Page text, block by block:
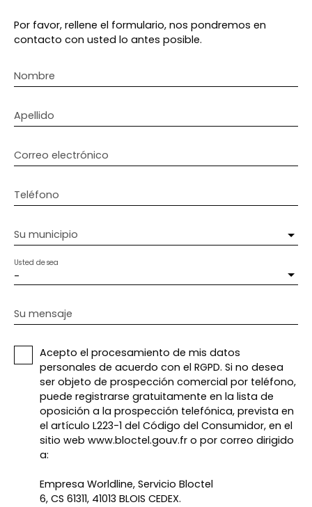
Por favor, rellene el formulario, nos pondremos en
contacto con usted lo antes posible.
Nombre
Apellido
Correo electrónico
Teléfono
Su municipio
-
Usted desea
Su mensaje
Acepto el procesamiento de mis datos
personales de acuerdo con el RGPD. Si no desea
ser objeto de prospección comercial por teléfono,
puede registrarse gratuitamente en la lista de
oposición a la prospección telefónica, prevista en
el artículo L223-1 del Código del Consumidor, en el
sitio web www.bloctel.gouv.fr o por correo dirigido
a:
Empresa Worldline, Servicio Bloctel
6, CS 61311, 41013 BLOIS CEDEX.